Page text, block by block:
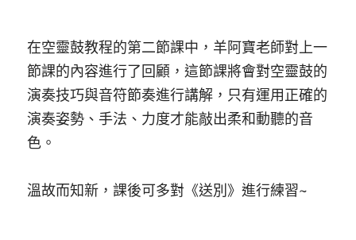
在空靈鼓教程的第二節課中，羊阿寶老師對上一
節課的內容進行了回顧，這節課將會對空靈鼓的
演奏技巧與音符節奏進行講解，只有運用正確的
演奏姿勢、手法、力度才能敲出柔和動聽的音
色。
溫故而知新，課後可多對《送別》進行練習~